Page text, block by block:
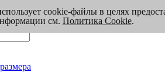
cookie-файлы в целях
см. Политика Cookie.